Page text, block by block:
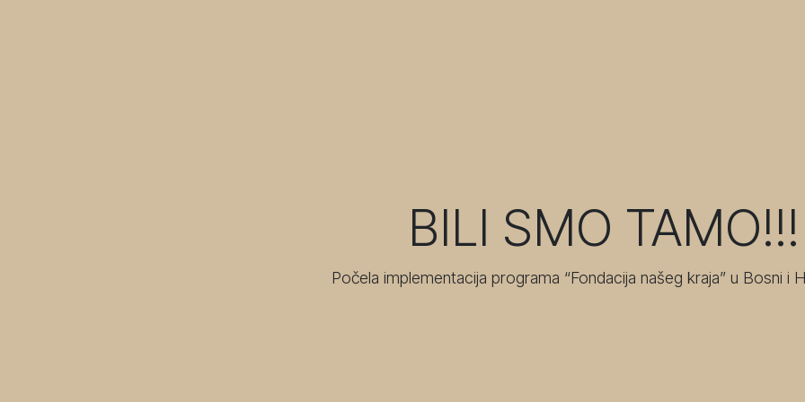
BILI SMO TAMO!!!
Počela implementacija programa “Fondacija našeg kraja” u Bosni i